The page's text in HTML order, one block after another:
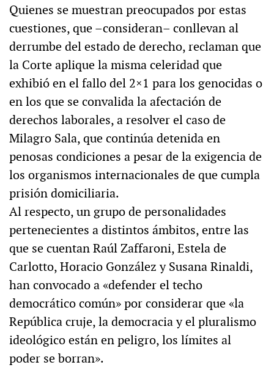
Quienes se muestran preocupados por estas
cuestiones, que –consideran– conllevan al
derrumbe del estado de derecho, reclaman que
la Corte aplique la misma celeridad que
exhibió en el fallo del 2×1 para los genocidas o
en los que se convalida la afectación de
derechos laborales, a resolver el caso de
Milagro Sala, que continúa detenida en
penosas condiciones a pesar de la exigencia de
los organismos internacionales de que cumpla
prisión domiciliaria.
Al respecto, un grupo de personalidades
pertenecientes a distintos ámbitos, entre las
que se cuentan Raúl Zaffaroni, Estela de
Carlotto, Horacio González y Susana Rinaldi,
han convocado a «defender el techo
democrático común» por considerar que «la
República cruje, la democracia y el pluralismo
ideológico están en peligro, los límites al
poder se borran».